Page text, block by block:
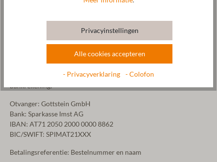
Zodra het factuurbedrag op onze bankrekening is bijgeschreven,
Gelieve het factuurbedrag over te maken naar de volgende
bankrekening:
Otvanger: Gottstein GmbH
Bank: Sparkasse Imst AG
IBAN: AT71 2050 2000 0000 8862
BIC/SWIFT: SPIMAT21XXX
Betalingsreferentie: Bestelnummer en naam
Privacyinstellingen
Alle cookies accepteren
- Privacyverklaring - Colofon